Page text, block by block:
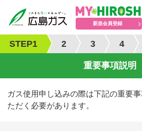
新規会員登録
STEP1 2 3 4
重要事項説明
ガス使用申し込みの際は下記の重要
ただく必要があります。